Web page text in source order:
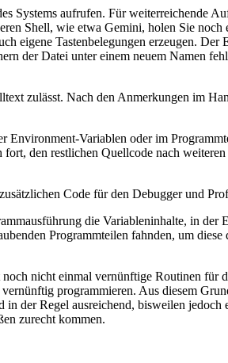
Systems aufrufen. Für weiterreichende
Shell, wie etwa Gemini, holen Sie
eigene Tastenbelegungen erzeugen. Der
der Datei unter einem neuem Namen
zulässt. Nach den Anmerkungen im
Variablen oder im
den restlichen Quellcode nach weiteren
Code für den Debugger und
die Variableninhalte, in der
Programmteilen fahnden, um diese
nicht einmal vernünftige Routinen für
programmieren. Aus diesem
der Regel ausreichend, bisweilen jedoch
zurecht kommen.